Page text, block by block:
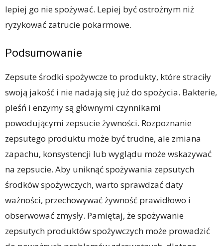
lepiej go nie spożywać. Lepiej być ostrożnym niż
ryzykować zatrucie pokarmowe.
Podsumowanie
Zepsute środki spożywcze to produkty, które straciły
swoją jakość i nie nadają się już do spożycia. Bakterie,
pleśń i enzymy są głównymi czynnikami
powodującymi zepsucie żywności. Rozpoznanie
zepsutego produktu może być trudne, ale zmiana
zapachu, konsystencji lub wyglądu może wskazywać
na zepsucie. Aby uniknąć spożywania zepsutych
środków spożywczych, warto sprawdzać daty
ważności, przechowywać żywność prawidłowo i
obserwować zmysły. Pamiętaj, że spożywanie
zepsutych produktów spożywczych może prowadzić